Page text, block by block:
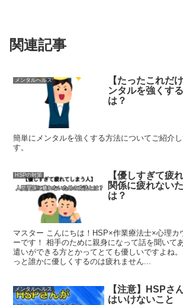
関連記事
メンタルヘルス
【たったこれだ
ンタルを強くす
は？
簡単にメンタルを強くする方法についてご紹介
す。
HSPの対策
【優しすぎて疲
関係に疲れない
は？
マスター こんにちは！HSP×作業療法士×心理カ
ーです！ 相手のために親身になって話を聞いて
遣いができる方とかってとても優しいですよね
っと誰かに優しくするのは疲れません...
メンタルヘルス
【注意】HSPさ
はいけないこと